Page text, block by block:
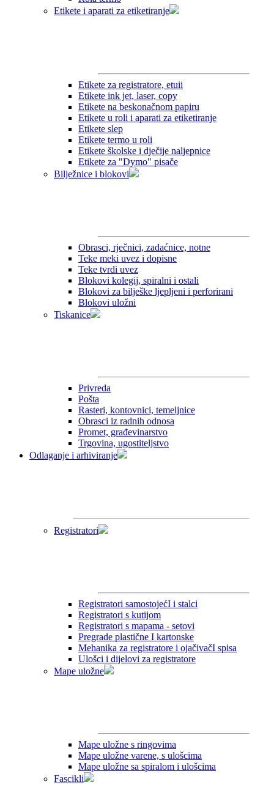
Etikete i aparati za etiketiranje
Etikete za registratore, etuii
Etikete ink jet, laser, copy
Etikete na beskonačnom papiru
Etikete u roli i aparati za etiketiranje
Etikete slep
Etikete termo u roli
Etikete školske i dječije naljepnice
Etikete za "Dymo" pisače
Bilježnice i blokovi
Obrasci, rječnici, zadaćnice, notne
Teke meki uvez i dopisne
Teke tvrdi uvez
Blokovi kolegij, spiralni i ostali
Blokovi za bilješke ljepljeni i perforirani
Blokovi uložni
Tiskanice
Privreda
Pošta
Rasteri, kontovnici, temeljnice
Obrasci iz radnih odnosa
Promet, građevinarstvo
Trgovina, ugostiteljstvo
Odlaganje i arhiviranje
Registratori
Registratori samostojećI i stalci
Registratori s kutijom
Registratori s mapama - setovi
Pregrade plastične I kartonske
Mehanika za registratore i ojačivačI spisa
Ulošci i dijelovi za registratore
Mape uložne
Mape uložne s ringovima
Mape uložne varene, s ulošcima
Mape uložne sa spiralom i ulošcima
Fascikli